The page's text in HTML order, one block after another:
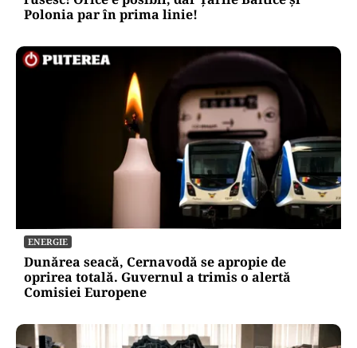
Polonia par în prima linie!
ENERGIE
Dunărea seacă, Cernavodă se apropie de
oprirea totală. Guvernul a trimis o alertă
Comisiei Europene